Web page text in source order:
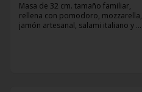
Masa de 32 cm. tamaño familiar,
rellena con pomodoro, mozzarella,
jamón artesanal, salami italiano y